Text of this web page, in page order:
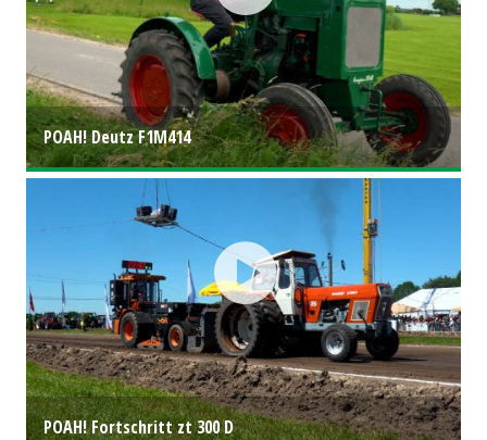
POAH! Deutz F1M414
POAH! Fortschritt zt 300 D